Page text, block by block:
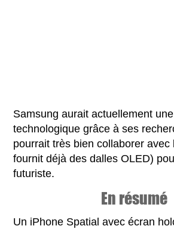
Samsung aurait actuellement
technologique grâce à ses
pourrait très bien collaborer avec
fournit déjà des dalles OLED)
futuriste.
En résumé
Un iPhone Spatial avec écran